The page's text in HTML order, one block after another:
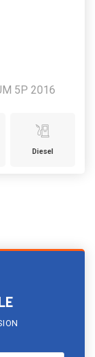
5P 2016
Diesel